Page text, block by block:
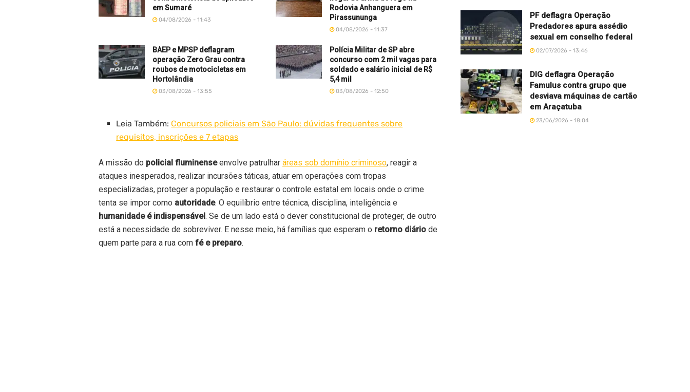
em Sumaré
04/08/2026 - 11:43
Rodovia Anhanguera em
Pirassununga
04/08/2026 - 11:37
BAEP e MPSP deflagram
operação Zero Grau contra
roubos de motocicletas em
Hortolândia
03/08/2026 - 13:55
Polícia Militar de SP abre
concurso com 2 mil vagas para
soldado e salário inicial de R$
5,4 mil
03/08/2026 - 12:50
Leia Também: Concursos policiais em São Paulo: dúvidas frequentes sobre
requisitos, inscrições e 7 etapas
A missão do policial fluminenseenvolve patrulhar áreas sob domínio criminoso, reagir a
ataques inesperados, realizar incursões táticas, atuar em operações com tropas
especializadas, proteger a população e restaurar o controle estatal em locais onde o crime
tenta se impor como autoridade. O equilíbrio entre técnica, disciplina, inteligência e
humanidade é indispensável. Se de um lado está o dever constitucional de proteger, de outro
está a necessidade de sobreviver. E nesse meio, há famílias que esperam o retorno diário de
quem parte para a rua com fé e preparo.
PF deflagra Operação
Predadores apura assédio
sexual em conselho federal
02/07/2026 - 13:46
DIG deflagra Operação
Famulus contra grupo que
desviava máquinas de cartão
em Araçatuba
23/06/2026 - 18:04